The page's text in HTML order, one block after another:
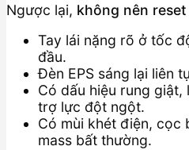
Ngược lại, không nên reset
Tay lái nặng rõ ở tốc
đầu.
Đèn EPS sáng lại liên
Có dấu hiệu rung
trợ lực đột ngột.
Có mùi khét điện, cọc
mass bất thường.